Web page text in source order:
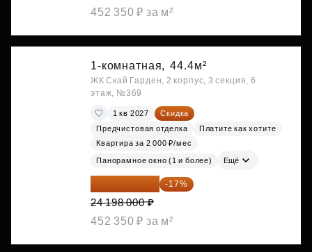
452 350 ₽ за м²
1-комнатная, 44.4м²
ЖК Скай Гарден, 2 корпус, 3 секция, 6
этаж, №369
1 кв 2027
Скидка
Предчистовая отделка
Платите как хотите
Квартира за 2 000 ₽/мес
Панорамное окно (1 и более) Ещё
20 084 340 ₽ -17%
24 198 000 ₽
452 350 ₽ за м²